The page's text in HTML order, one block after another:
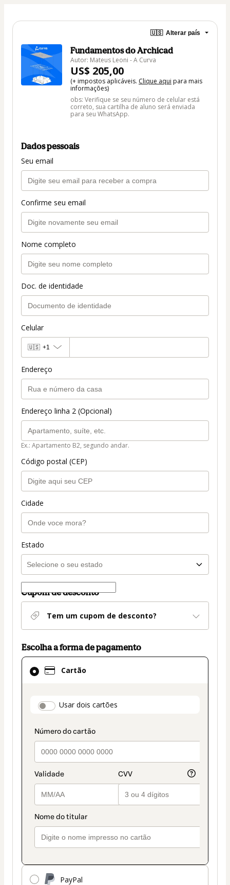
🇺🇸 Alterar país
Fundamentos do Archicad
Autor: Mateus Leoni - A Curva
US$ 205,00
(+ impostos aplicáveis. Clique aqui para mais
informações)
obs: Verifique se seu número de celular está
correto, sua cartilha de aluno será enviada
para seu WhatsApp.
Dados pessoais
Seu email
Confirme seu email
Nome completo
Doc. de identidade
Celular
🇺🇸 +1
Endereço
Endereço linha 2 (Opcional)
Ex.: Apartamento B2, segundo andar.
Código postal (CEP)
Cidade
Estado
Cupom de desconto
Tem um cupom de desconto?
Escolha a forma de pagamento
Cartão
payment_data.section_title_v2
Usar dois cartões
PayPal
Cartão
selecionado